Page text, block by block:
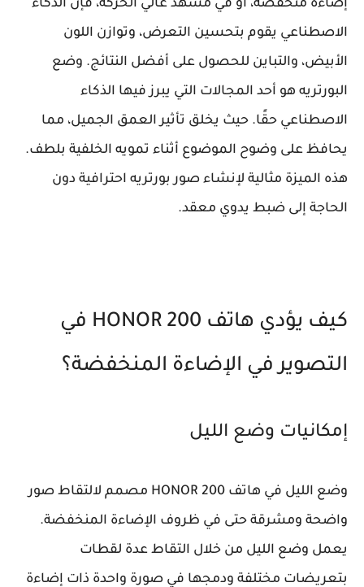
إضاءة منخفضة، أو في مشهد عالي الحركة، فإن الذكاء
الاصطناعي يقوم بتحسين التعرض، وتوازن اللون
الأبيض، والتباين للحصول على أفضل النتائج. وضع
البورتريه هو أحد المجالات التي يبرز فيها الذكاء
الاصطناعي حقًا. حيث يخلق تأثير العمق الجميل، مما
يحافظ على وضوح الموضوع أثناء تمويه الخلفية بلطف.
هذه الميزة مثالية لإنشاء صور بورتريه احترافية دون
الحاجة إلى ضبط يدوي معقد.
كيف يؤدي هاتف HONOR 200 في
التصوير في الإضاءة المنخفضة؟
إمكانيات وضع الليل
وضع الليل في هاتف HONOR 200 مصمم لالتقاط صور
واضحة ومشرقة حتى في ظروف الإضاءة المنخفضة.
يعمل وضع الليل من خلال التقاط عدة لقطات
بتعريضات مختلفة ودمجها في صورة واحدة ذات إضاءة